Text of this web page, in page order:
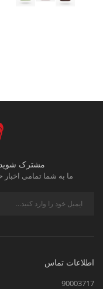
مشترک شوید
ما به شما تمامی اخبار
اطلاعات تماس
90003717